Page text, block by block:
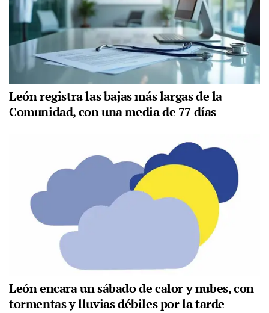
León registra las bajas más largas de la
Comunidad, con una media de 77 días
León encara un sábado de calor y nubes, con
tormentas y lluvias débiles por la tarde